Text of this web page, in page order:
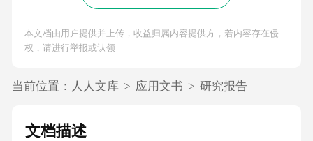
本文档由用户提供并上传，收益归属内容提供方，若内容存在侵
权，请进行举报或认领
当前位置： 人人文库 > 应用文书 > 研究报告
文档描述